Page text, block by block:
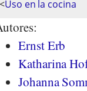
<Uso en la cocina
Ernst Erb
Katharina
Johanna